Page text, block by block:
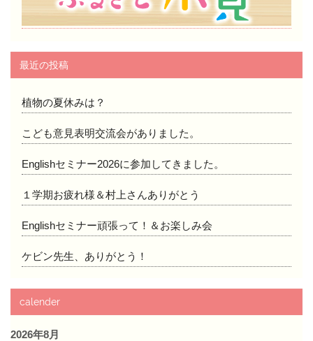
最近の投稿
植物の夏休みは？
こども意見表明交流会がありました。
Englishセミナー2026に参加してきました。
１学期お疲れ様＆村上さんありがとう
Englishセミナー頑張って！＆お楽しみ会
ケビン先生、ありがとう！
calender
2026年8月